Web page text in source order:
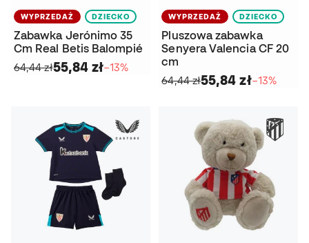
WYPRZEDAŻ DZIECKO
Zabawka Jerónimo 35
Cm Real Betis Balompié
64,44 zł55,84 zł−13%
WYPRZEDAŻ DZIECKO
Pluszowa zabawka
Senyera Valencia CF 20
cm
64,44 zł55,84 zł−13%